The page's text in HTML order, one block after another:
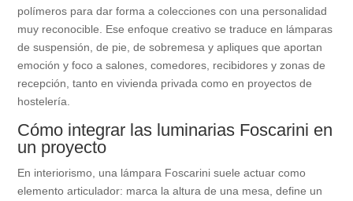
polímeros para dar forma a colecciones con una personalidad
muy reconocible. Ese enfoque creativo se traduce en lámparas
de suspensión, de pie, de sobremesa y apliques que aportan
emoción y foco a salones, comedores, recibidores y zonas de
recepción, tanto en vivienda privada como en proyectos de
hostelería.
Cómo integrar las luminarias Foscarini en
un proyecto
En interiorismo, una lámpara Foscarini suele actuar como
elemento articulador: marca la altura de una mesa, define un